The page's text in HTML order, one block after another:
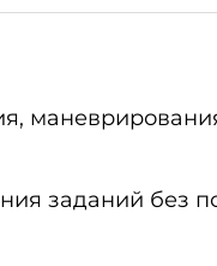
заданий без